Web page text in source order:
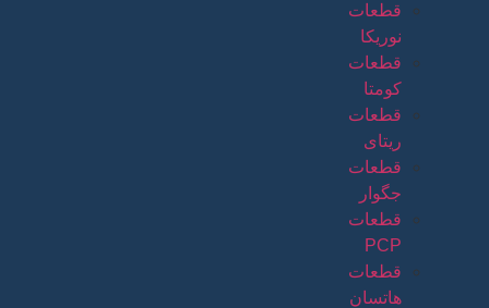
قطعات
نوریکا
قطعات
کومتا
قطعات
ریتای
قطعات
جگوار
قطعات
PCP
قطعات
هاتسان